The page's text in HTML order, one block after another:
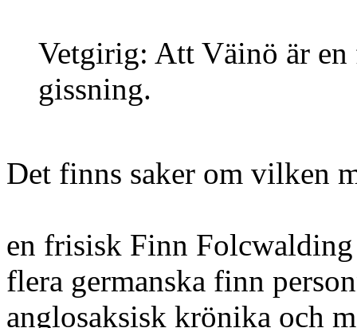
Vetgirig: Att Väinö är
gissning.
Det finns saker om vilken
en frisisk Finn
flera germanska finn
anglosaksisk krönika och